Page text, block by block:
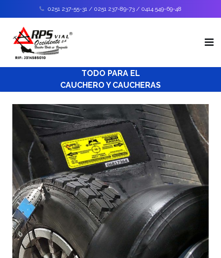
0251 237-55-31 / 0251 237-89-73 / 0414 549-69-48
Catálogo de productos
Soporte Técnico
Envíos
Contáctanos
TODO PARA EL
CAUCHERO Y CAUCHERAS